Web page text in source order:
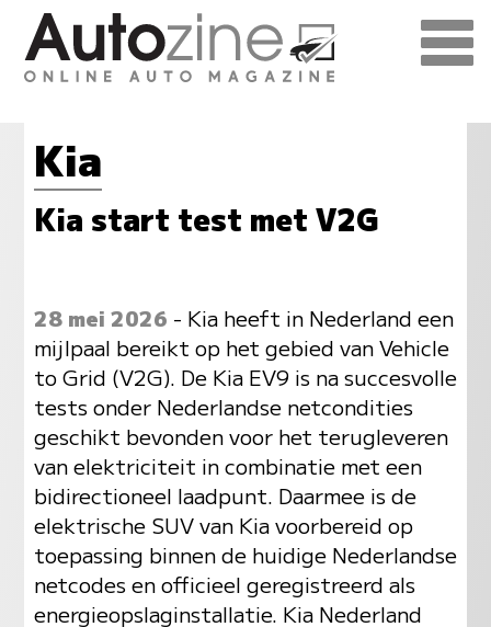
Kia
Kia start test met V2G
28 mei 2026 - Kia heeft in Nederland een
mijlpaal bereikt op het gebied van Vehicle
to Grid (V2G). De Kia EV9 is na succesvolle
tests onder Nederlandse netcondities
geschikt bevonden voor het terugleveren
van elektriciteit in combinatie met een
bidirectioneel laadpunt. Daarmee is de
elektrische SUV van Kia voorbereid op
toepassing binnen de huidige Nederlandse
netcodes en officieel geregistreerd als
energieopslaginstallatie. Kia Nederland